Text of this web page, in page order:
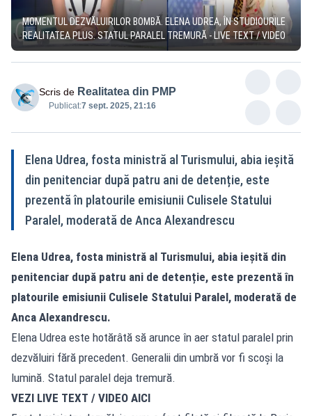
MOMENTUL DEZVĂLUIRILOR BOMBĂ. ELENA UDREA, ÎN STUDIOURILE
REALITATEA PLUS. STATUL PARALEL TREMURĂ - LIVE TEXT / VIDEO
Scris de Realitatea din PMP
Publicat:7 sept. 2025, 21:16
Elena Udrea, fosta ministră al Turismului, abia ieșită
din penitenciar după patru ani de detenție, este
prezentă în platourile emisiunii Culisele Statului
Paralel, moderată de Anca Alexandrescu
Elena Udrea, fosta ministră al Turismului, abia ieșită din
penitenciar după patru ani de detenție, este prezentă în
platourile emisiunii Culisele Statului Paralel, moderată de
Anca Alexandrescu.
Elena Udrea este hotărâtă să arunce în aer statul paralel prin
dezvăluiri fără precedent. Generalii din umbră vor fi scoși la
lumină. Statul paralel deja tremură.
VEZI LIVE TEXT / VIDEO AICI